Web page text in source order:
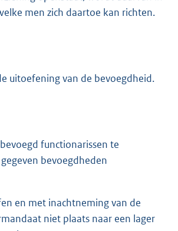
men zich daartoe kan richten.
uitoefening van de bevoegdheid.
functionarissen te
bevoegdheden
en met inachtneming van de
niet plaats naar een lager